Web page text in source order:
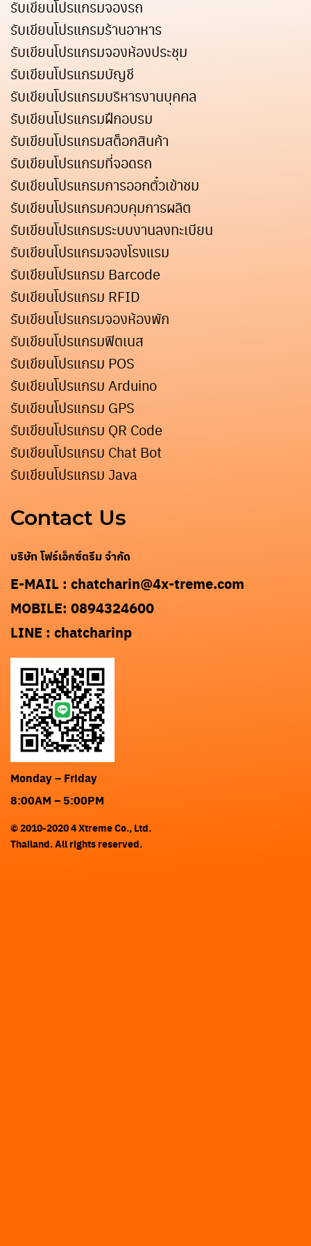
Search
รับเขียนโปรแกรมจองรถ
รับเขียนโปรแกรมร้านอาหาร
รับเขียนโปรแกรมจองห้องประชุม
รับเขียนโปรแกรมบัญชี
รับเขียนโปรแกรมบริหารงานบุคคล
รับเขียนโปรแกรมฝึกอบรม
รับเขียนโปรแกรมสต็อกสินค้า
รับเขียนโปรแกรมที่จอดรถ
รับเขียนโปรแกรมการออกตั๋วเข้าชม
รับเขียนโปรแกรมควบคุมการผลิต
รับเขียนโปรแกรมระบบงานลงทะเบียน
รับเขียนโปรแกรมจองโรงแรม
รับเขียนโปรแกรม Barcode
รับเขียนโปรแกรม RFID
รับเขียนโปรแกรมจองห้องพัก
รับเขียนโปรแกรมฟิตเนส
รับเขียนโปรแกรม POS
รับเขียนโปรแกรม Arduino
รับเขียนโปรแกรม GPS
รับเขียนโปรแกรม QR Code
รับเขียนโปรแกรม Chat Bot
รับเขียนโปรแกรม Java
Contact Us
บริษัท โฟร์เอ็กซ์ตรีม จำกัด
E-MAIL : chatcharin@4x-treme.com
MOBILE: 0894324600
LINE : chatcharinp
Monday – Friday
8:00AM – 5:00PM
© 2010-2020 4 Xtreme Co., Ltd.
Thailand. All rights reserved.